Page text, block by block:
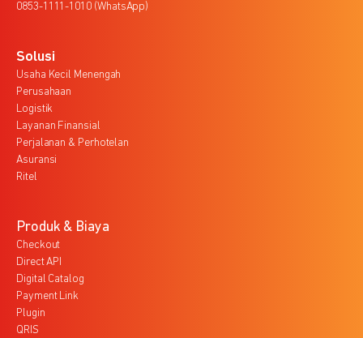
0853-1111-1010 (WhatsApp)
Solusi
Usaha Kecil Menengah
Perusahaan
Logistik
Layanan Finansial
Perjalanan & Perhotelan
Asuransi
Ritel
Produk & Biaya
Checkout
Direct API
Digital Catalog
Payment Link
Plugin
QRIS